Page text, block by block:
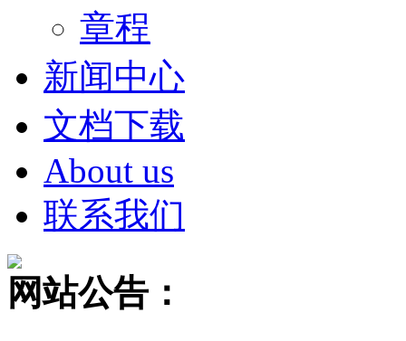
章程
新闻中心
文档下载
About us
联系我们
网站公告：